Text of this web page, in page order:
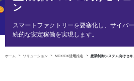
ン
スマートファクトリーを要塞化し、サイバ
続的な安定稼働を実現します。
ホーム ソリューション MDX/DX活用推進 産業制御システム向けセ